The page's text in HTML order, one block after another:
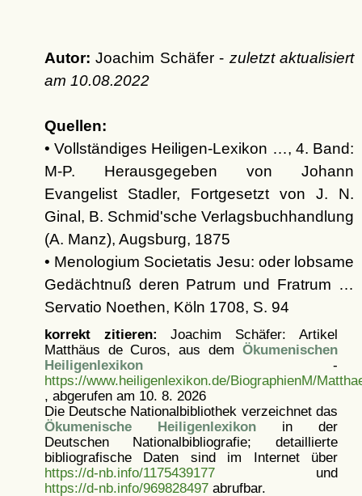
Autor: Joachim Schäfer - zuletzt aktualisiert
am 10.08.2022
Quellen:
• Vollständiges Heiligen-Lexikon …, 4. Band:
M-P. Herausgegeben von Johann
Evangelist Stadler, Fortgesetzt von J. N.
Ginal, B. Schmid'sche Verlagsbuchhandlung
(A. Manz), Augsburg, 1875
• Menologium Societatis Jesu: oder lobsame
Gedächtnuß deren Patrum und Fratrum …
Servatio Noethen, Köln 1708, S. 94
korrekt zitieren: Joachim Schäfer: Artikel
Matthäus de Curos, aus dem Ökumenischen
Heiligenlexikon-
https://www.heiligenlexikon.de/BiographienM/
, abgerufen am 10. 8. 2026
Die Deutsche Nationalbibliothek verzeichnet das
Ökumenische Heiligenlexikonin der
Deutschen Nationalbibliografie; detaillierte
bibliografische Daten sind im Internet über
https://d-nb.info/1175439177und
https://d-nb.info/969828497abrufbar.